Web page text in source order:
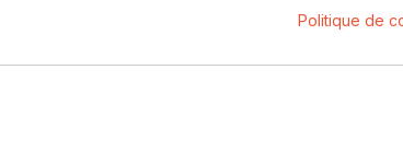
Politique de